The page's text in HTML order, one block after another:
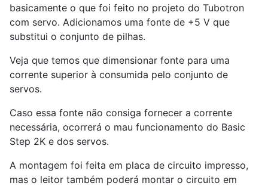
basicamente o que foi feito no projeto do Tubotron
com servo. Adicionamos uma fonte de +5 V que
substitui o conjunto de pilhas.
Veja que temos que dimensionar fonte para uma
corrente superior à consumida pelo conjunto de
servos.
Caso essa fonte não consiga fornecer a corrente
necessária, ocorrerá o mau funcionamento do Basic
Step 2K e dos servos.
A montagem foi feita em placa de circuito impresso,
mas o leitor também poderá montar o circuito em